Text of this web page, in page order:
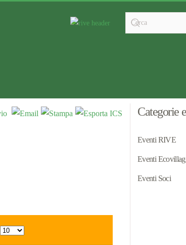
Categorie
Eventi RIVE
Eventi
Eventi Soci